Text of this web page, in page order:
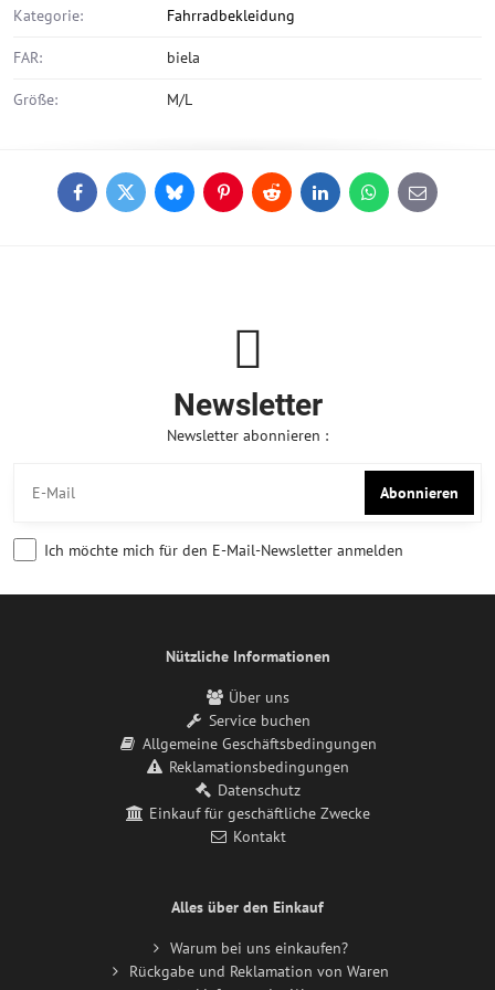
Kategorie: Fahrradbekleidung
FAR: biela
Größe: M/L
FacebookTwitterBlueskyPinterestReddit LinkedInWhatsApp
E-
mail
Newsletter
Newsletter abonnieren :
Abonnieren
Ich möchte mich für den E-Mail-Newsletter anmelden
Nützliche Informationen
Über uns
Service buchen
Allgemeine Geschäftsbedingungen
Reklamationsbedingungen
Datenschutz
Einkauf für geschäftliche Zwecke
Kontakt
Alles über den Einkauf
Warum bei uns einkaufen?
Rückgabe und Reklamation von Waren